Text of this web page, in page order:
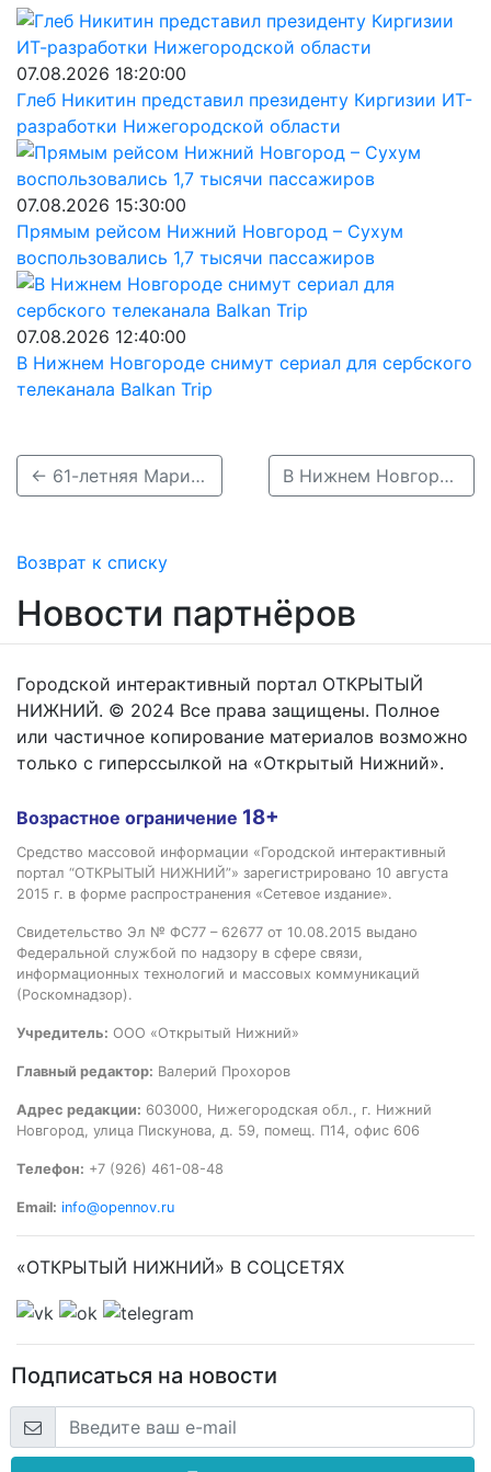
07.08.2026 18:20:00
Глеб Никитин представил президенту Киргизии ИТ-
разработки Нижегородской области
07.08.2026 15:30:00
Прямым рейсом Нижний Новгород – Сухум
воспользовались 1,7 тысячи пассажиров
07.08.2026 12:40:00
В Нижнем Новгороде снимут сериал для сербского
телеканала Balkan Trip
← 61-летняя Мария Смирнова, пропавшая в Нижегородской области, погибла В Нижнем Новгороде найден Иван Чернявский, пропавший полгода назад →
Возврат к списку
Новости партнёров
Городской интерактивный портал ОТКРЫТЫЙ
НИЖНИЙ. © 2024 Все права защищены. Полное
или частичное копирование материалов возможно
только с гиперссылкой на «Открытый Нижний».
Возрастное ограничение 18+
Средство массовой информации «Городской интерактивный
портал “ОТКРЫТЫЙ НИЖНИЙ”» зарегистрировано 10 августа
2015 г. в форме распространения «Сетевое издание».
Свидетельство Эл № ФС77 – 62677 от 10.08.2015 выдано
Федеральной службой по надзору в сфере связи,
информационных технологий и массовых коммуникаций
(Роскомнадзор).
Учредитель: ООО «Открытый Нижний»
Главный редактор: Валерий Прохоров
Адрес редакции: 603000, Нижегородская обл., г. Нижний
Новгород, улица Пискунова, д. 59, помещ. П14, офис 606
Телефон: +7 (926) 461-08-48
Email: info@opennov.ru
«ОТКРЫТЫЙ НИЖНИЙ» В СОЦСЕТЯХ
Подписаться на новости